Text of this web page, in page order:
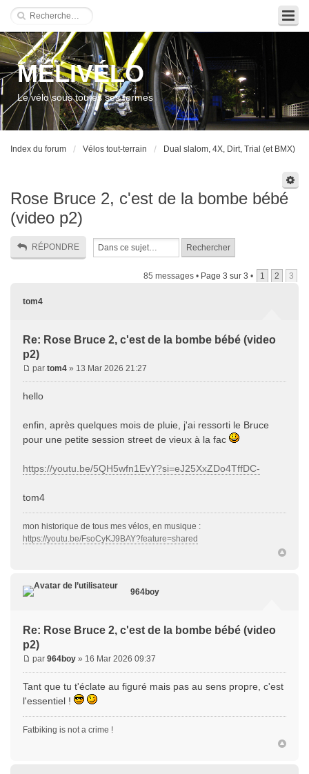
MÉLIVÉLO
Le vélo sous toutes ses formes
Index du forum Vélos tout-terrain Dual slalom, 4X, Dirt, Trial (et BMX)
Rose Bruce 2, c'est de la bombe bébé
(video p2)
RÉPONDRE
85 messages • Page 3 sur 3 • 1 2 3
tom4
Re: Rose Bruce 2, c'est de la bombe bébé (video
p2)
par tom4 » 13 Mar 2026 21:27
hello
enfin, après quelques mois de pluie, j'ai ressorti le Bruce
pour une petite session street de vieux à la fac
https://youtu.be/5QH5wfn1EvY?si=eJ25XxZDo4TffDC-
tom4
mon historique de tous mes vélos, en musique :
https://youtu.be/FsoCyKJ9BAY?feature=shared
964boy
Re: Rose Bruce 2, c'est de la bombe bébé (video
p2)
par 964boy » 16 Mar 2026 09:37
Tant que tu t'éclate au figuré mais pas au sens propre, c'est
l'essentiel !
Fatbiking is not a crime !